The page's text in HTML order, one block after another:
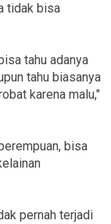
tidak bisa
tahu adanya
tahu biasanya
karena malu,"
bisa
pernah terjadi